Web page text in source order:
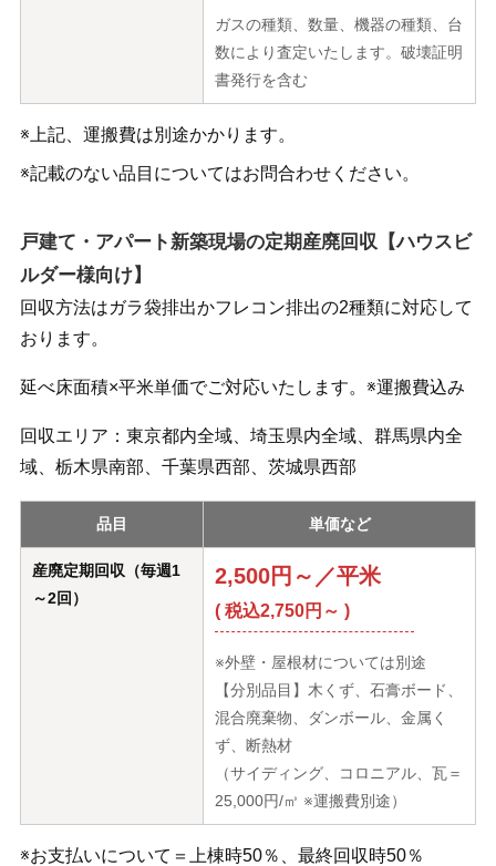
ガスの種類、数量、機器の種類、台
数により査定いたします。破壊証明
書発行を含む
※上記、運搬費は別途かかります。
※記載のない品目についてはお問合わせください。
戸建て・アパート新築現場の定期産廃回収【ハウスビ
ルダー様向け】
回収方法はガラ袋排出かフレコン排出の2種類に対応して
おります。
延べ床面積×平米単価でご対応いたします。※運搬費込み
回収エリア：東京都内全域、埼玉県内全域、群馬県内全
域、栃木県南部、千葉県西部、茨城県西部
品目 単価など
産廃定期回収（毎週1
～2回）
2,500円～／平米
( 税込2,750円～ )
※外壁・屋根材については別途
【分別品目】木くず、石膏ボード、
混合廃棄物、ダンボール、金属く
ず、断熱材
（サイディング、コロニアル、瓦＝
25,000円/㎥ ※運搬費別途）
※お支払いについて＝上棟時50％、最終回収時50％